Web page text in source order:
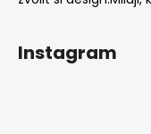
Instagram